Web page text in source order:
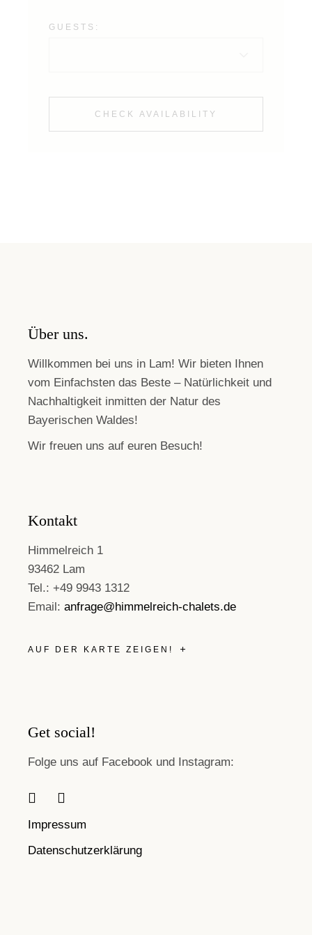
GUESTS:
CHECK AVAILABILITY
Über uns.
Willkommen bei uns in Lam! Wir bieten Ihnen
vom Einfachsten das Beste – Natürlichkeit und
Nachhaltigkeit inmitten der Natur des
Bayerischen Waldes!
Wir freuen uns auf euren Besuch!
Kontakt
Himmelreich 1
93462 Lam
Tel.: +49 9943 1312
Email: anfrage@himmelreich-chalets.de
AUF DER KARTE ZEIGEN!
Get social!
Folge uns auf Facebook und Instagram:
Impressum
Datenschutzerklärung